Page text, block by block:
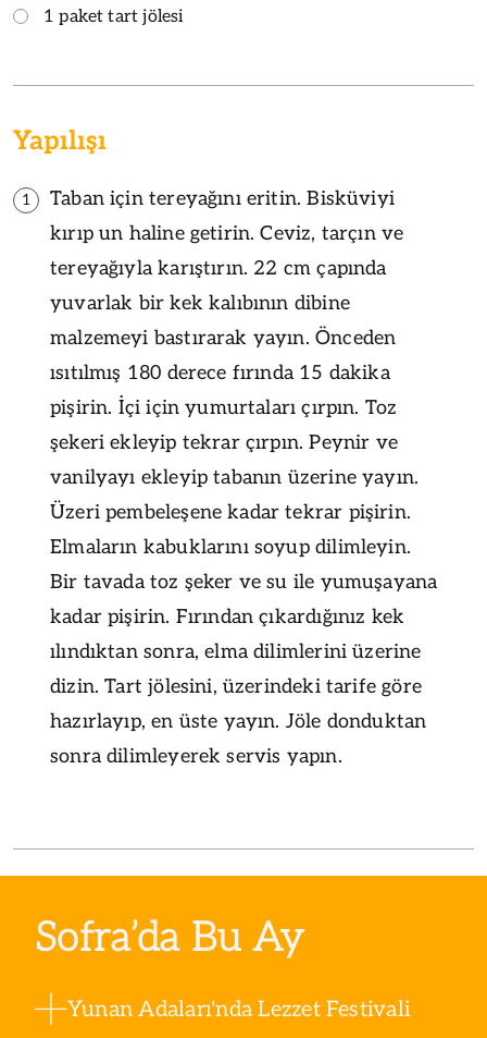
1 paket tart jölesi
Yapılışı
1
Taban için tereyağını eritin. Bisküviyi
kırıp un haline getirin. Ceviz, tarçın ve
tereyağıyla karıştırın. 22 cm çapında
yuvarlak bir kek kalıbının dibine
malzemeyi bastırarak yayın. Önceden
ısıtılmış 180 derece fırında 15 dakika
pişirin. İçi için yumurtaları çırpın. Toz
şekeri ekleyip tekrar çırpın. Peynir ve
vanilyayı ekleyip tabanın üzerine yayın.
Üzeri pembeleşene kadar tekrar pişirin.
Elmaların kabuklarını soyup dilimleyin.
Bir tavada toz şeker ve su ile yumuşayana
kadar pişirin. Fırından çıkardığınız kek
ılındıktan sonra, elma dilimlerini üzerine
dizin. Tart jölesini, üzerindeki tarife göre
hazırlayıp, en üste yayın. Jöle donduktan
sonra dilimleyerek servis yapın.
Sofra’da Bu Ay
Yunan Adaları'nda Lezzet Festivali